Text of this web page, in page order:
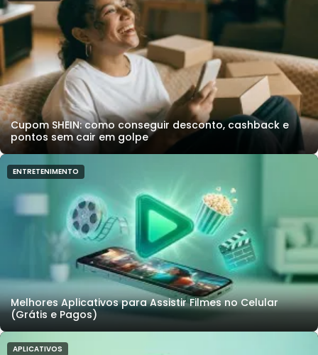
Cupom SHEIN: como conseguir desconto, cashback e
pontos sem cair em golpe
ENTRETENIMENTO
Melhores Aplicativos para Assistir Filmes no Celular
(Grátis e Pagos)
APLICATIVOS